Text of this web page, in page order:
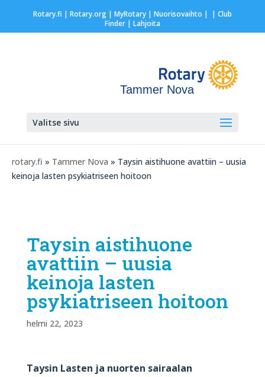
Rotary.fi | Rotary.org| MyRotary | Nuorisovaihto | | Club
Finder| Lahjoita
Tammer Nova
Valitse sivu
rotary.fi » Tammer Nova » Taysin aistihuone avattiin – uusia
keinoja lasten psykiatriseen hoitoon
Taysin aistihuone
avattiin – uusia
keinoja lasten
psykiatriseen hoitoon
helmi 22, 2023
Taysin Lasten ja nuorten sairaalan